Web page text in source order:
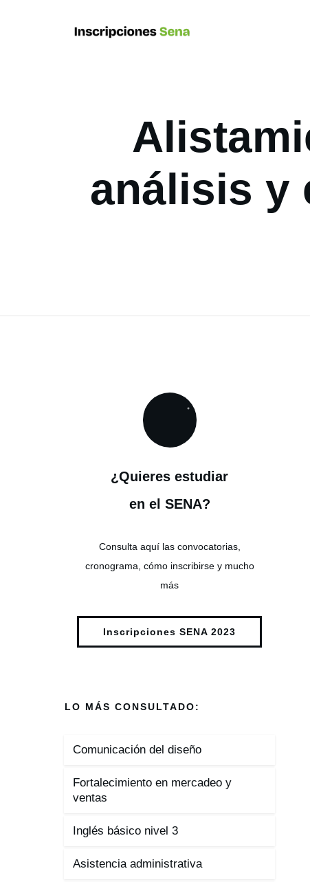
análisis y
¿Quieres estudiar
en el SENA?
Consulta aquí las convocatorias,
cronograma, cómo inscribirse y mucho
más
Inscripciones SENA 2023
LO MÁS CONSULTADO:
Comunicación del diseño
Fortalecimiento en mercadeo y
ventas
Inglés básico nivel 3
Asistencia administrativa